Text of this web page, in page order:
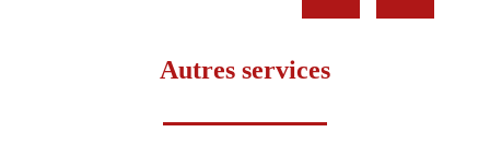
Autres services